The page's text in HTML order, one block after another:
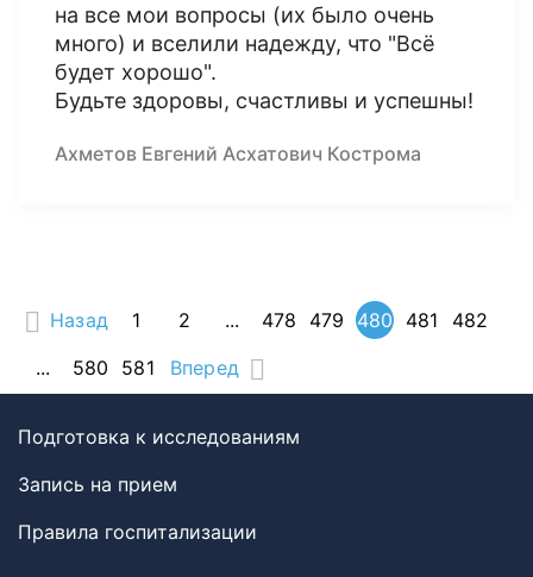
на все мои вопросы (их было очень
много) и вселили надежду, что "Всё
будет хорошо".
Будьте здоровы, счастливы и успешны!
Ахметов Евгений Асхатович Кострома
Назад 1 2 ... 478 479 480 481
482
...
580 581 Вперед
Подготовка к исследованиям
Запись на прием
Правила госпитализации